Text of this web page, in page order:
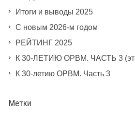
Итоги и выводы 2025
С новым 2026-м годом
РЕЙТИНГ 2025
К 30-ЛЕТИЮ ОРВМ. ЧАСТЬ 3
К 30-летию ОРВМ. Часть 3
Метки